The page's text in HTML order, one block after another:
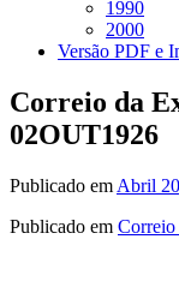
1990
2000
Versão PDF e
Correio da
02OUT1926
Publicado em Abril
Publicado em Correio